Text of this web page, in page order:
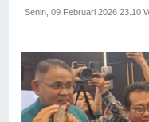
Senin, 09 Februari 2026 23.10